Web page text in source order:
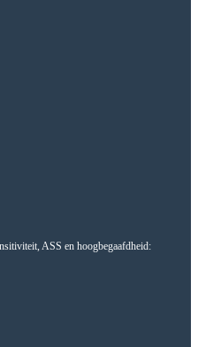
ASS en hoogbegaafdheid: